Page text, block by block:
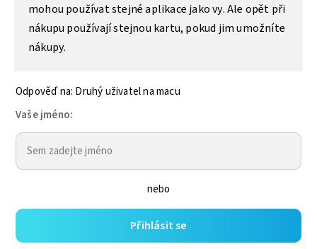
mohou používat stejné aplikace jako vy. Ale opět při
nákupu používají stejnou kartu, pokud jim umožníte
nákupy.
Odpověď na: Druhý uživatel na macu
Vaše jméno:
nebo
Přihlásit se